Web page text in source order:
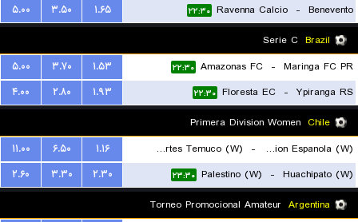
Benevento
-
Ravenna Calcio ۲۲:۳۰ ۱.۶۵ ۳.۵۰
۵.۰۰
Brazil
Maringa FC PR
-
Amazonas FC ۲۲:۳۰ ۱.۵۳ ۳.۷۰
۵.۰۰
Ypiranga RS
-
Floresta EC ۲۲:۳۰ ۱.۹۳ ۲.۸۰
۴.۰۰
Chile
Union Espanola (W)
-
Deportes Temuco (W)
۲۲:۰۰
۱.۱۶ ۶.۵۰
۱۱.۰۰
Huachipato (W)
-
Palestino (W) ۲۳:۳۰ ۲.۳۰ ۳.۳۰
۲.۶۰
Argentina